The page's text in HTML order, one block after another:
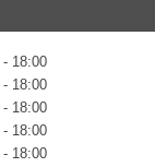
18:00
18:00
18:00
18:00
18:00